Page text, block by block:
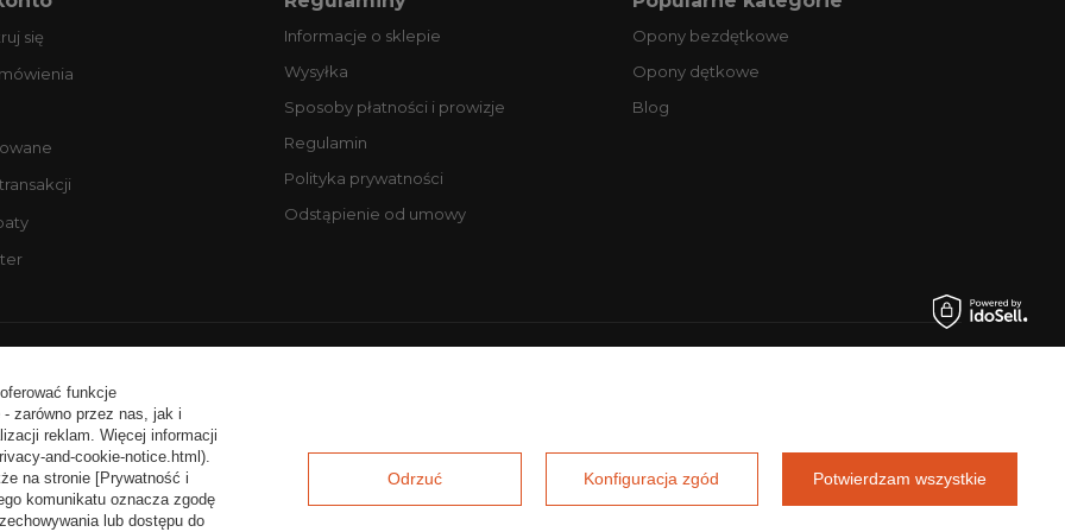
się
Informacje o sklepie
Wysyłka
Sposoby płatności i prowizje
Regulamin
Polityka prywatności
Odstąpienie od umowy
Opony bezdętkowe
Opony dętkowe
Blog
funkcje
- zarówno przez nas, jak i
reklam. Więcej informacji
and-cookie-notice.html).
na stronie [Prywatność i
komunikatu oznacza zgodę
lub dostępu do
Odrzuć Konfiguracja zgód Potwierdzam wszystkie